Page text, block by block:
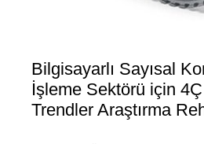
Bilgisayarlı Sayısal
İşleme Sektörü için
Trendler Araştırma